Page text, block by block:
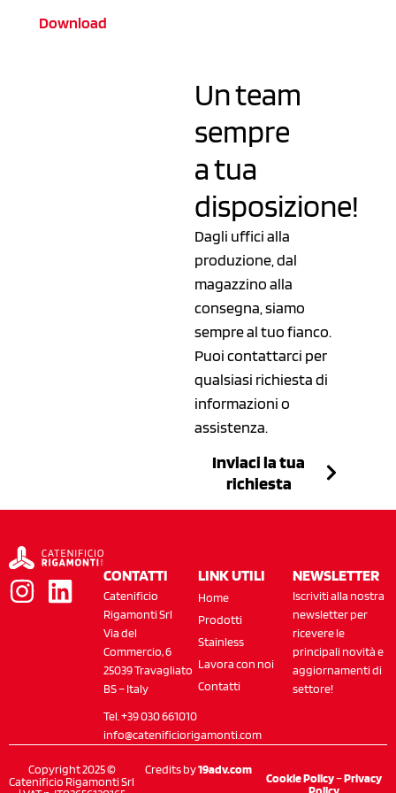
Download
Un team
sempre
a tua
disposizione!
Dagli uffici alla
produzione, dal
magazzino alla
consegna, siamo
sempre al tuo fianco.
Puoi contattarci per
qualsiasi richiesta di
informazioni o
assistenza.
Inviaci la tua
richiesta
CONTATTI
Catenificio
Rigamonti Srl
Via del
Commercio, 6
25039 Travagliato
BS – Italy
Tel. +39 030 661010
info@catenificiorigamonti.com
LINK UTILI
Home
Prodotti
Stainless
Lavora con noi
Contatti
NEWSLETTER
Iscriviti alla nostra
newsletter per
ricevere le
principali novità e
aggiornamenti di
settore!
Copyright 2025 ©
Catenificio Rigamonti Srl
Credits by19adv.com
Cookie Policy–Privacy